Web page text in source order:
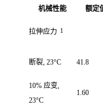
机械性能 额定
拉伸应力 1
断裂, 23°C 41.8
10% 应变,
23°C
1.60